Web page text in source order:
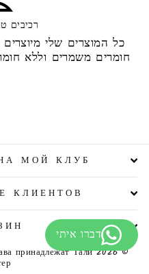
רכיבים
כל המוצרים שלי
חומרים משמרים וללא
МОЙ КЛУБ 👇
КЛИЕНТОВ
принадлежат Тали